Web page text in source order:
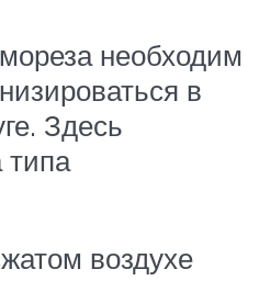
необходим
в
Здесь
типа
воздухе